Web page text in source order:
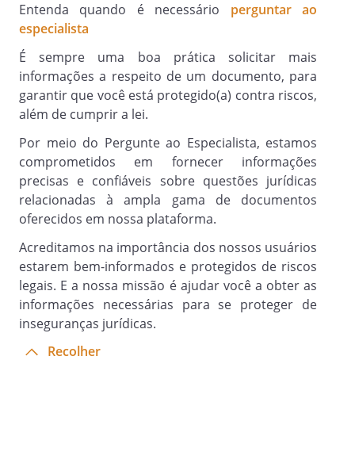
DISPOSIÇÕES GERAI
S
Cláusula 8.
Não se estabelece entre as Partes, por
força deste Contrato, qualquer forma de
sociedade, associação, mandato,
representação, agência,
consórcio, responsabilidade solidária, ou
ainda vínculo empregatício para
quaisquer fins.
Cláusula 8.1.
As Partes
assumem integral responsabilidade pela
Entenda quando é necessário perguntar ao
especialista
É sempre uma boa prática solicitar mais
informações a respeito de um documento, para
garantir que você está protegido(a) contra riscos,
além de cumprir a lei.
Por meio do Pergunte ao Especialista, estamos
comprometidos em fornecer informações
precisas e confiáveis sobre questões jurídicas
relacionadas à ampla gama de documentos
oferecidos em nossa plataforma.
Acreditamos na importância dos nossos usuários
estarem bem-informados e protegidos de riscos
legais. E a nossa missão é ajudar você a obter as
informações necessárias para se proteger de
inseguranças jurídicas.
Recolher